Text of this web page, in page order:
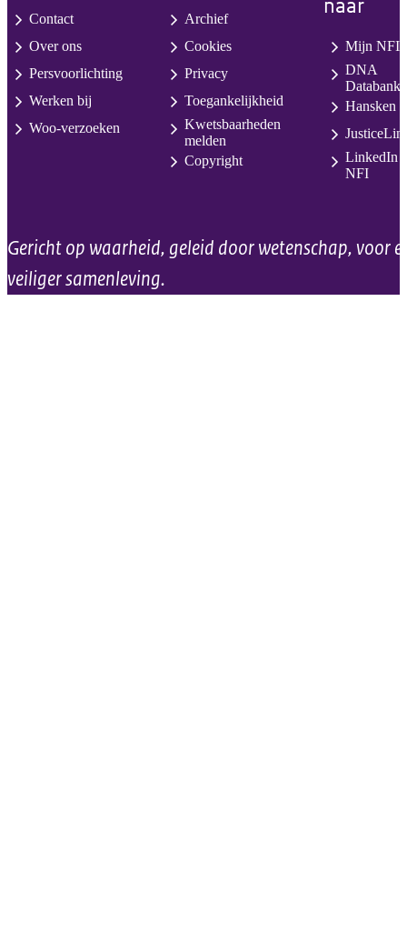
Contact
Over ons
Persvoorlichting
Werken bij
Woo-verzoeken
Archief
Cookies
Privacy
Toegankelijkheid
Kwetsbaarheden
melden
Copyright
naar
Mijn NFI
DNA
Databank
Hansken
LinkedIn
NFI
Gericht op waarheid, geleid door wetenschap, voor
veiliger samenleving.